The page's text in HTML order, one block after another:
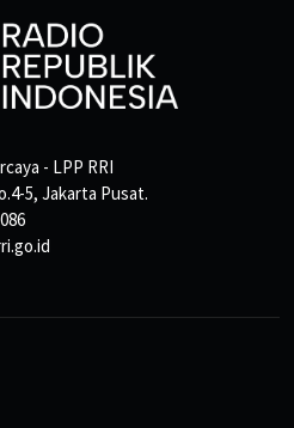
- LPP RRI
5, Jakarta Pusat.